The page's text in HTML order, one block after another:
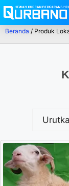
Beranda / Produk